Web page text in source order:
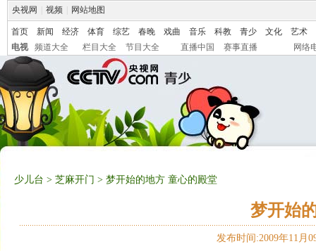
央视网 视频 网站地图
首页 新闻 经济 体育 综艺 春晚 戏曲 音乐 科教 青少 文化
艺术
电视
频道大全 栏目大全 节目大全 直播中国 赛事直播 网络
少儿台 > 芝麻开门 > 梦开始的地方 童心的殿堂
梦开始
发布时间:2009年11月